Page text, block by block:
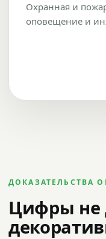
Охранная и
оповещение и
ДОКАЗАТЕЛЬСТВА
Цифры не